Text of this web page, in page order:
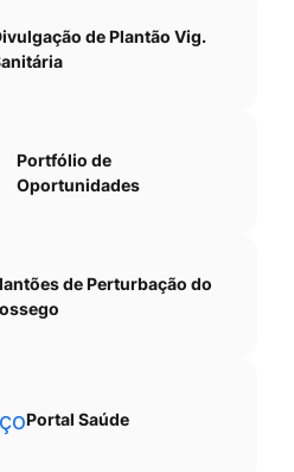
de Plantão Vig.
Portfólio de
Oportunidades
de Perturbação do
Portal Saúde